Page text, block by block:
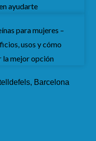
ayudarte
para mujeres –
usos y cómo
la mejor opción
Barcelona